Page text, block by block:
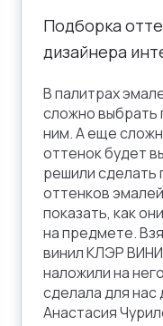
Подборка
дизайнера
В палитрах
сложно
ним. А еще
оттенок будет
решили сделать
оттенков
показать, как
на предмете.
винил КЛЭР
наложили на
сделала для
Анастасия